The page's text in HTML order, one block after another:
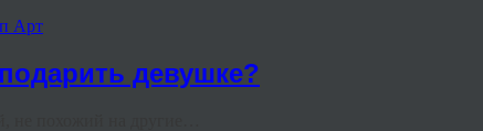
Арт
девушке?